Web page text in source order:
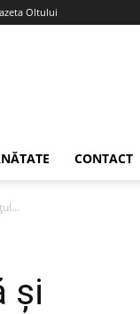
Oltului
CONTACT
și